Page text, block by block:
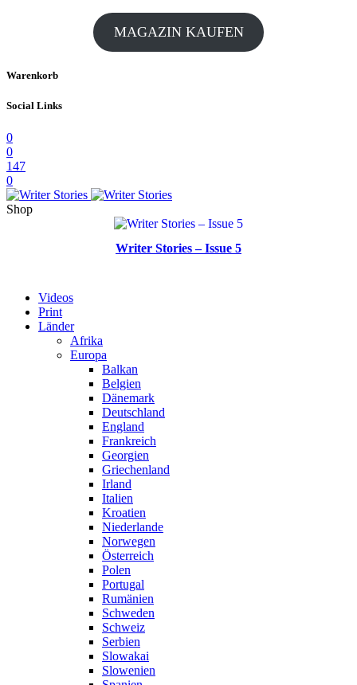
MAGAZIN KAUFEN
Warenkorb
Social Links
0
0
147
0
Shop
Writer Stories – Issue 5
Videos
Print
Länder
Afrika
Europa
Balkan
Belgien
Dänemark
Deutschland
England
Frankreich
Georgien
Griechenland
Irland
Italien
Kroatien
Niederlande
Norwegen
Österreich
Polen
Portugal
Rumänien
Schweden
Schweiz
Serbien
Slowakai
Slowenien